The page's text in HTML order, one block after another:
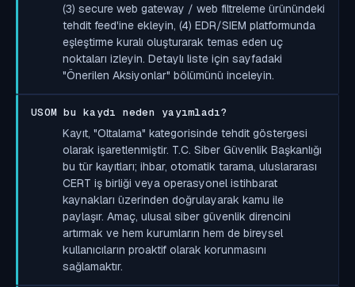
(3) secure web gateway / web filtreleme ürünündeki
tehdit feed'ine ekleyin, (4) EDR/SIEM platformunda
eşleştirme kuralı oluşturarak temas eden uç
noktaları izleyin. Detaylı liste için sayfadaki
"Önerilen Aksiyonlar" bölümünü inceleyin.
USOM bu kaydı neden yayımladı?
Kayıt, "Oltalama" kategorisinde tehdit göstergesi
olarak işaretlenmiştir. T.C. Siber Güvenlik Başkanlığı
bu tür kayıtları; ihbar, otomatik tarama, uluslararası
CERT iş birliği veya operasyonel istihbarat
kaynakları üzerinden doğrulayarak kamu ile
paylaşır. Amaç, ulusal siber güvenlik direncini
artırmak ve hem kurumların hem de bireysel
kullanıcıların proaktif olarak korunmasını
sağlamaktır.